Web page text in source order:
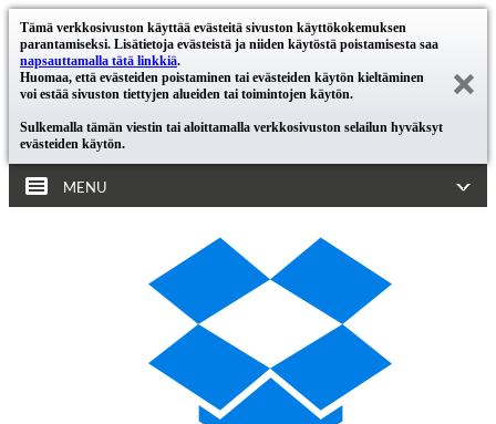
Tämä verkkosivuston käyttää evästeitä sivuston käyttökokemuksen
parantamiseksi. Lisätietoja evästeistä ja niiden käytöstä poistamisesta saa
napsauttamalla tätä linkkiä.
Huomaa, että evästeiden poistaminen tai evästeiden käytön kieltäminen
voi estää sivuston tiettyjen alueiden tai toimintojen käytön.
Sulkemalla tämän viestin tai aloittamalla verkkosivuston selailun hyväksyt
evästeiden käytön.
MENU